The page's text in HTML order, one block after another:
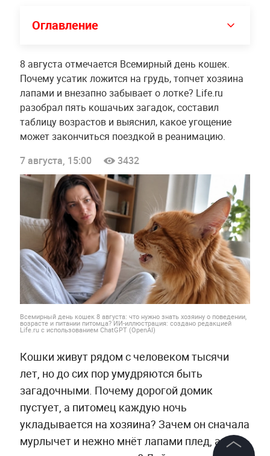
Оглавление
8 августа отмечается Всемирный день кошек.
Почему усатик ложится на грудь, топчет хозяина
лапами и внезапно забывает о лотке? Life.ru
разобрал пять кошачьих загадок, составил
таблицу возрастов и выяснил, какое угощение
может закончиться поездкой в реанимацию.
7 августа, 15:00
3432
Всемирный день кошек 8 августа: что нужно знать хозяину о поведении,
возрасте и питании питомца? ИИ-иллюстрация: создано редакцией
Life.ru с использованием ChatGPT (OpenAI)
Кошки живут рядом с человеком тысячи
лет, но до сих пор умудряются быть
загадочными. Почему дорогой домик
пустует, а питомец каждую ночь
укладывается на хозяина? Зачем он сначала
мурлычет и нежно мнёт лапами плед, а